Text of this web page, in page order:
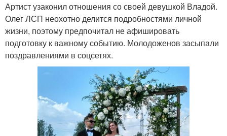
Артист узаконил отношения со своей девушкой Владой.
Олег ЛСП неохотно делится подробностями личной
жизни, поэтому предпочитал не афишировать
подготовку к важному событию. Молодоженов засыпали
поздравлениями в соцсетях.